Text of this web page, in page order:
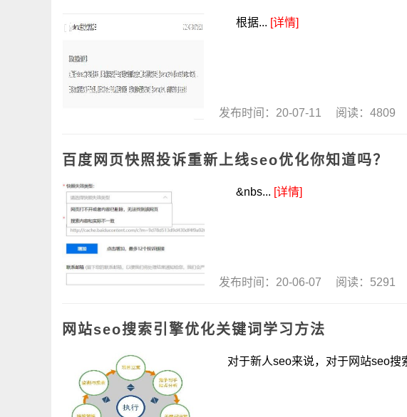
根据... [详情]
发布时间：20-07-11 阅读：4809
百度网页快照投诉重新上线seo优化你知道吗？
&nbs... [详情]
发布时间：20-06-07 阅读：5291
网站seo搜索引擎优化关键词学习方法
对于新人seo来说，对于网站seo搜